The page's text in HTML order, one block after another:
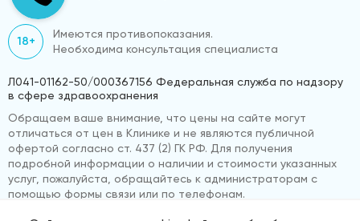
18+
Имеются противопоказания.
Необходима консультация специалиста
Л041-01162-50/000367156 Федеральная служба по надзору
в сфере здравоохранения
Обращаем ваше внимание, что цены на сайте могут
отличаться от цен в Клинике и не являются публичной
офертой согласно ст. 437 (2) ГК РФ. Для получения
подробной информации о наличии и стоимости указанных
услуг, пожалуйста, обращайтесь к администраторам с
помощью формы связи или по телефонам.